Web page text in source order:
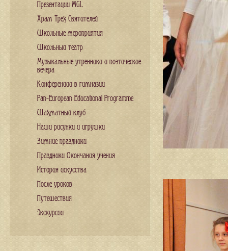
Презентации MGL
Храм Трех Святителей
Школьные мероприятия
Школьный театр
Музыкальные утренники и поэтические
вечера
Конференции в гимназии
Pan-European Educational Programme
Шахматный клуб
Наши рисунки и игрушки
Зимние праздники
Праздники Окончания учения
История искусства
После уроков
Путешествия
Экскурсии